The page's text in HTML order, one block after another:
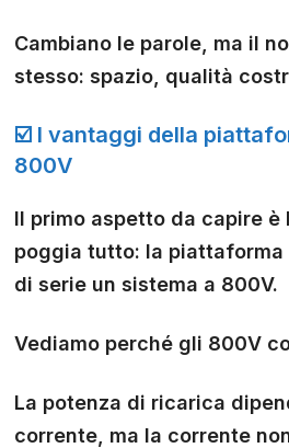
Cambiano le parole, ma il
stesso: spazio, qualità
☑️ I vantaggi della
800V
Il primo aspetto da capire è
poggia tutto: la piattaforma
di serie un sistema a 800V.
Vediamo perché gli 800V
La potenza di ricarica
corrente, ma la corrente